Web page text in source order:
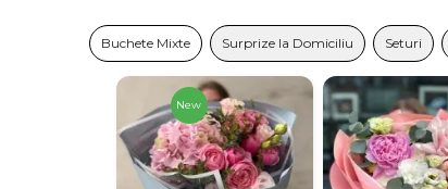
Buchete Mixte Surprize la Domiciliu Seturi
New